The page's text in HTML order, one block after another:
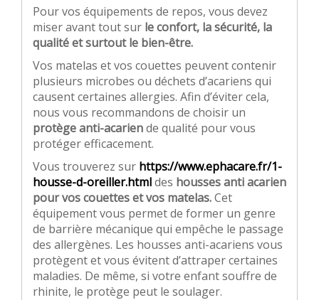
Pour vos équipements de repos, vous devez
miser avant tout sur le confort, la sécurité, la
qualité et surtout le bien-être.
Vos matelas et vos couettes peuvent contenir
plusieurs microbes ou déchets d’acariens qui
causent certaines allergies. Afin d’éviter cela,
nous vous recommandons de choisir un
protège anti-acariende qualité pour vous
protéger efficacement.
Vous trouverez sur https://www.ephacare.fr/1-
housse-d-oreiller.htmldes housses anti acarien
pour vos couettes et vos matelas.Cet
équipement vous permet de former un genre
de barrière mécanique qui empêche le passage
des allergènes. Les housses anti-acariens vous
protègent et vous évitent d’attraper certaines
maladies. De même, si votre enfant souffre de
rhinite, le protège peut le soulager.